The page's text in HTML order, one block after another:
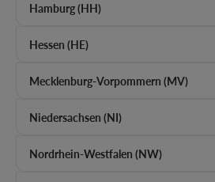
Hamburg (HH)
Hessen (HE)
Mecklenburg-Vorpommern (MV)
Niedersachsen (NI)
Nordrhein-Westfalen (NW)